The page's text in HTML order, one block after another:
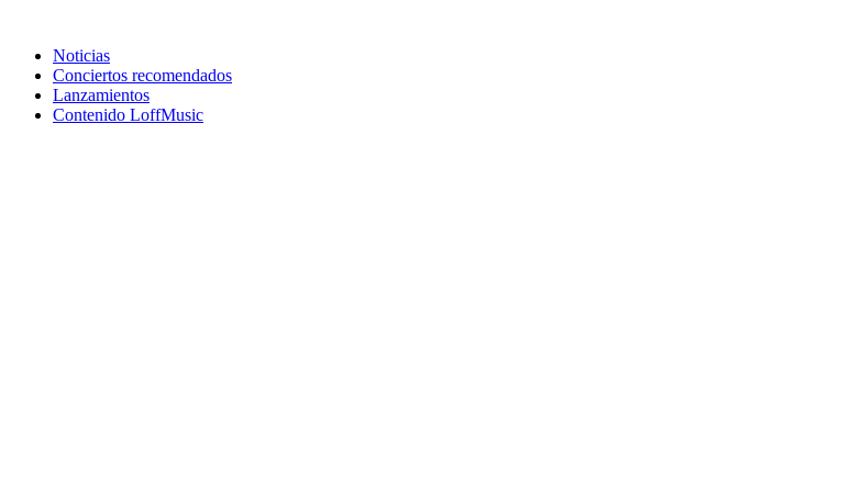
Noticias
Conciertos recomendados
Lanzamientos
Contenido LoffMusic